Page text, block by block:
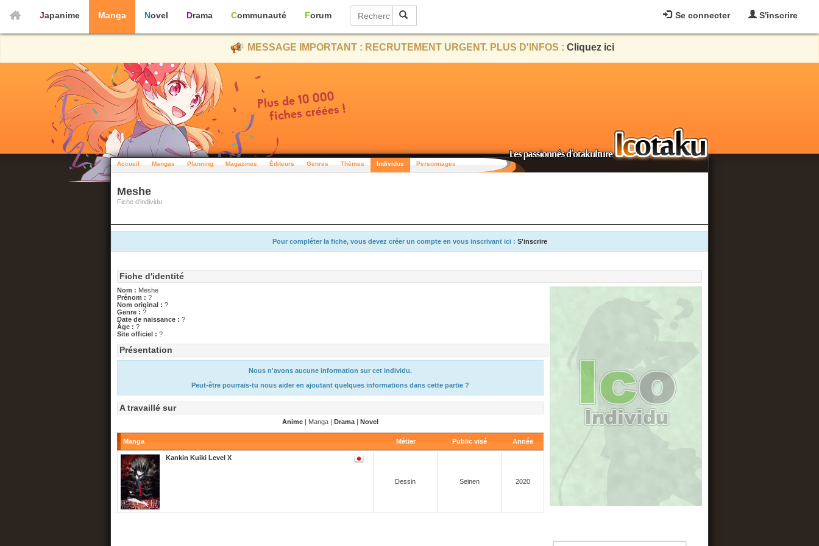
Se connecter S'inscrire
Japanime Manga Novel Drama Communauté Forum
MESSAGE IMPORTANT : RECRUTEMENT URGENT. PLUS D'INFOS : Cliquez ici
Accueil Mangas Planning Magazines Éditeurs Genres Thèmes Individus Personnages
Meshe
Fiche d'individu
Pour compléter la fiche, vous devez créer un compte en vous inscrivant ici : S'inscrire
Fiche d'identité
Nom : Meshe
Prénom : ?
Nom original : ?
Genre : ?
Date de naissance : ?
Âge : ?
Site officiel : ?
Présentation
Nous n'avons aucune information sur cet individu.
Peut-être pourrais-tu nous aider en ajoutant quelques informations dans cette partie ?
A travaillé sur
Anime | Manga | Drama | Novel
Manga Métier Public visé Année
Kankin Kuiki Level X
Dessin Seinen 2020